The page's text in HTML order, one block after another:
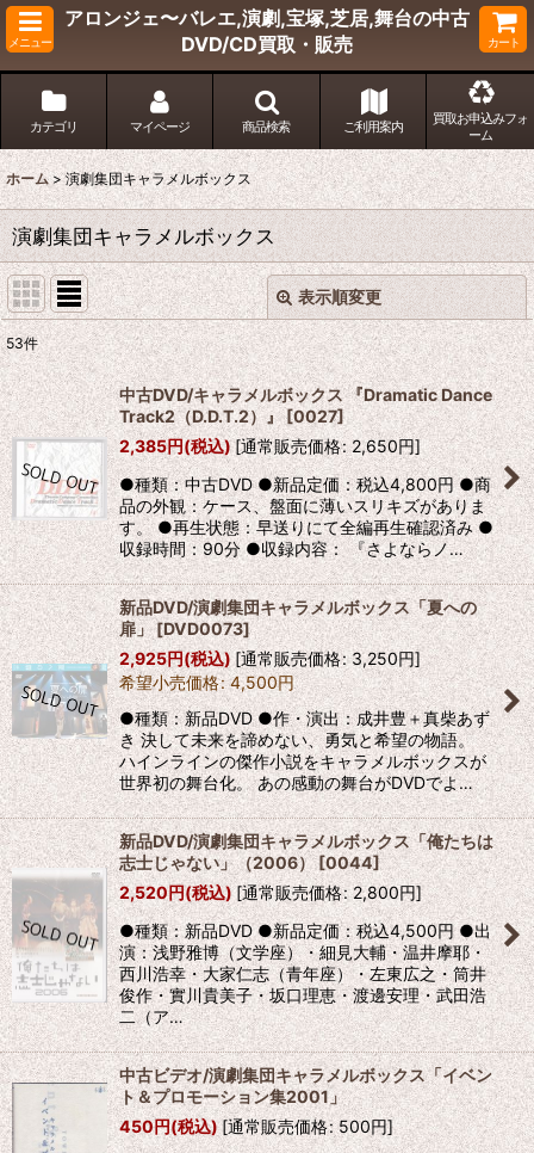
メニュー
アロンジェ〜バレエ,演劇,宝塚,芝居,舞台の中古
DVD/CD買取・販売
カート
カテゴリ マイページ 商品検索 ご利用案内
買取お申込みフォ
ーム
ホーム > 演劇集団キャラメルボックス
演劇集団キャラメルボックス
表示順変更
サブカテゴリ:
表示数:
並び順:
絞り込む
閉じる
53件
中古DVD/キャラメルボックス 『Dramatic Dance
Track2（D.D.T.2）』[0027]
2,385円(税込)[通常販売価格: 2,650円]
●種類：中古DVD ●新品定価：税込4,800円 ●商
品の外観：ケース、盤面に薄いスリキズがありま
す。 ●再生状態：早送りにて全編再生確認済み ●
収録時間：90分 ●収録内容： 『さよならノ…
新品DVD/演劇集団キャラメルボックス「夏への
扉」[DVD0073]
2,925円(税込) [通常販売価格: 3,250円]
希望小売価格: 4,500円
●種類：新品DVD ●作・演出：成井豊＋真柴あず
き 決して未来を諦めない、勇気と希望の物語。
ハインラインの傑作小説をキャラメルボックスが
世界初の舞台化。 あの感動の舞台がDVDでよ…
新品DVD/演劇集団キャラメルボックス「俺たちは
志士じゃない」（2006）[0044]
2,520円(税込)[通常販売価格: 2,800円]
●種類：新品DVD ●新品定価：税込4,500円 ●出
演：浅野雅博（文学座）・細見大輔・温井摩耶・
西川浩幸・大家仁志（青年座）・左東広之・筒井
俊作・實川貴美子・坂口理恵・渡邊安理・武田浩
二（ア…
中古ビデオ/演劇集団キャラメルボックス「イベン
ト＆プロモーション集2001」
450円(税込) [通常販売価格: 500円]